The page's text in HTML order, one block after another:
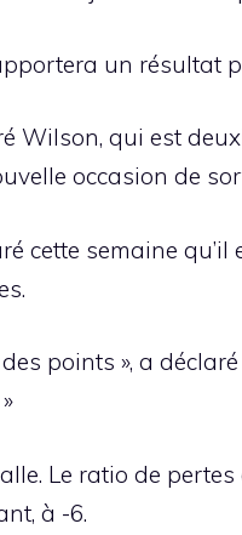
un résultat
Wilson, qui est
occasion de
cette semaine
points », a
Le ratio de
à -6.